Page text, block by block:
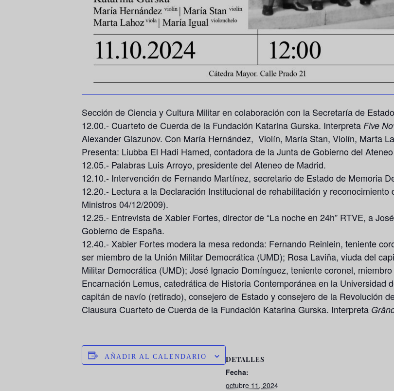
Sección de Ciencia y Cultura Militar en colaboración con la Secretaría de
12.00.- Cuarteto de Cuerda de la Fundación Katarina Gurska. Interpreta Five
Alexander Glazunov. Con María Hernández, Violín, María Stan, Violín, Marta
Presenta: Liubba El Hadi Hamed, contadora de la Junta de Gobierno del
12.05.- Palabras Luis Arroyo, presidente del Ateneo de Madrid.
12.10.- Intervención de Fernando Martínez, secretario de Estado de Memoria
12.20.- Lectura a la Declaración Institucional de rehabilitación y
Ministros 04/12/2009).
12.25.- Entrevista de Xabier Fortes, director de “La noche en 24h” RTVE, a
Gobierno de España.
12.40.- Xabier Fortes modera la mesa redonda: Fernando Reinlein, teniente
ser miembro de la Unión Militar Democrática (UMD); Rosa Laviña, viuda del
Militar Democrática (UMD); José Ignacio Domínguez, teniente coronel,
Encarnación Lemus, catedrática de Historia Contemporánea en la Universidad
capitán de navío (retirado), consejero de Estado y consejero de la Revolución
Clausura Cuarteto de Cuerda de la Fundación Katarina Gurska. Interpreta
AÑADIR AL CALENDARIO DETALLES
Fecha:
octubre 11, 2024